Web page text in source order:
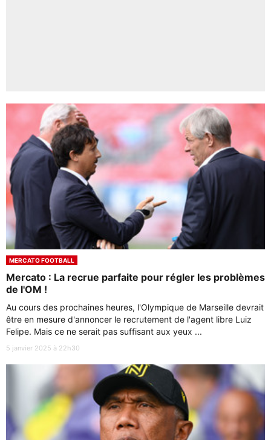
MERCATO FOOTBALL
Mercato : La recrue parfaite pour régler les problèmes
de l'OM !
Au cours des prochaines heures, l'Olympique de Marseille devrait
être en mesure d'annoncer le recrutement de l'agent libre Luiz
Felipe. Mais ce ne serait pas suffisant aux yeux ...
5 janvier 2025 à 22h30